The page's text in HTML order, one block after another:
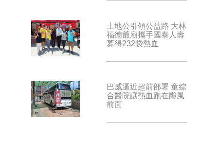
土地公引領公益路 大林
福德爺廟攜手國泰人壽
募得232袋熱血
巴威逼近超前部署 童綜
合醫院讓熱血跑在颱風
前面